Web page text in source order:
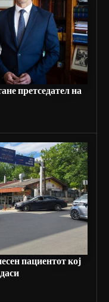
претседател на
пациентот кој